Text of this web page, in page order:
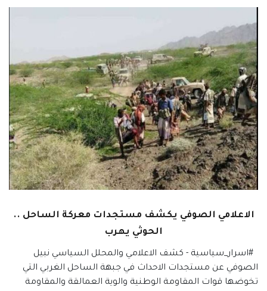
الاعلامي الصوفي يكشف مستجدات معركة الساحل ..
الحوثي يهرب
#اسرار_سياسية - كشف الاعلامي والمحلل السياسي نبيل
الصوفي عن مستجدات الاحداث في جبهة الساحل الغربي التي
تخوضها قوات المقاومة الوطنية والوية العمالقة والمقاومة